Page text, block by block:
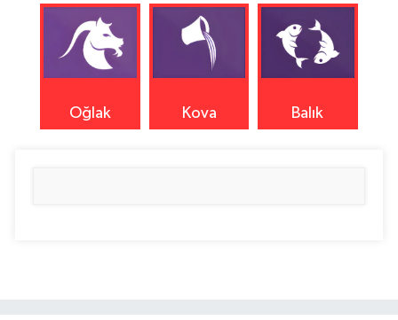
Oğlak Kova Balık